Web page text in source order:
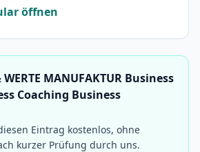
öffnen
MANUFAKTUR Business
Coaching Business
Eintrag kostenlos, ohne
kurzer Prüfung durch uns.